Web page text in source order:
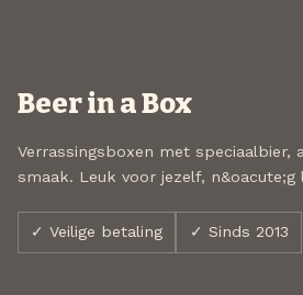
Beer in a Box
Verrassingsboxen met speciaalbier,
smaak. Leuk voor jezelf, n&oacute;g
✓ Veilige betaling ✓ Sinds 2013